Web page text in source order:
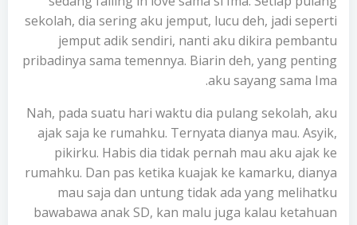
sekolah, dia sering aku jemput, lucu deh, jadi seperti
jemput adik sendiri, nanti aku dikira pembantu
pribadinya sama temennya. Biarin deh, yang penting
aku sayang sama Ima.
Nah, pada suatu hari waktu dia pulang sekolah, aku
ajak saja ke rumahku. Ternyata dianya mau. Asyik,
pikirku. Habis dia tidak pernah mau aku ajak ke
rumahku. Dan pas ketika kuajak ke kamarku, dianya
mau saja dan untung tidak ada yang melihatku
bawabawa anak SD, kan malu juga kalau ketahuan